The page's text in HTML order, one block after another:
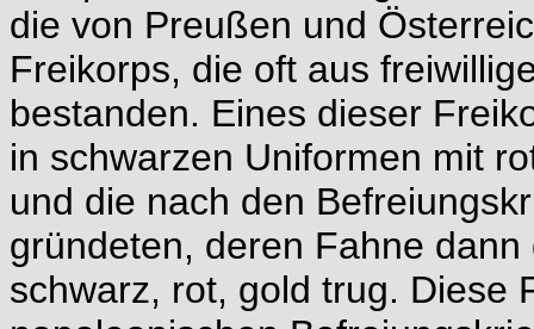
die von Preußen und
Freikorps, die oft aus
bestanden. Eines dieser
in schwarzen Uniformen mit
und die nach den
gründeten, deren Fahne
schwarz, rot, gold trug. Diese